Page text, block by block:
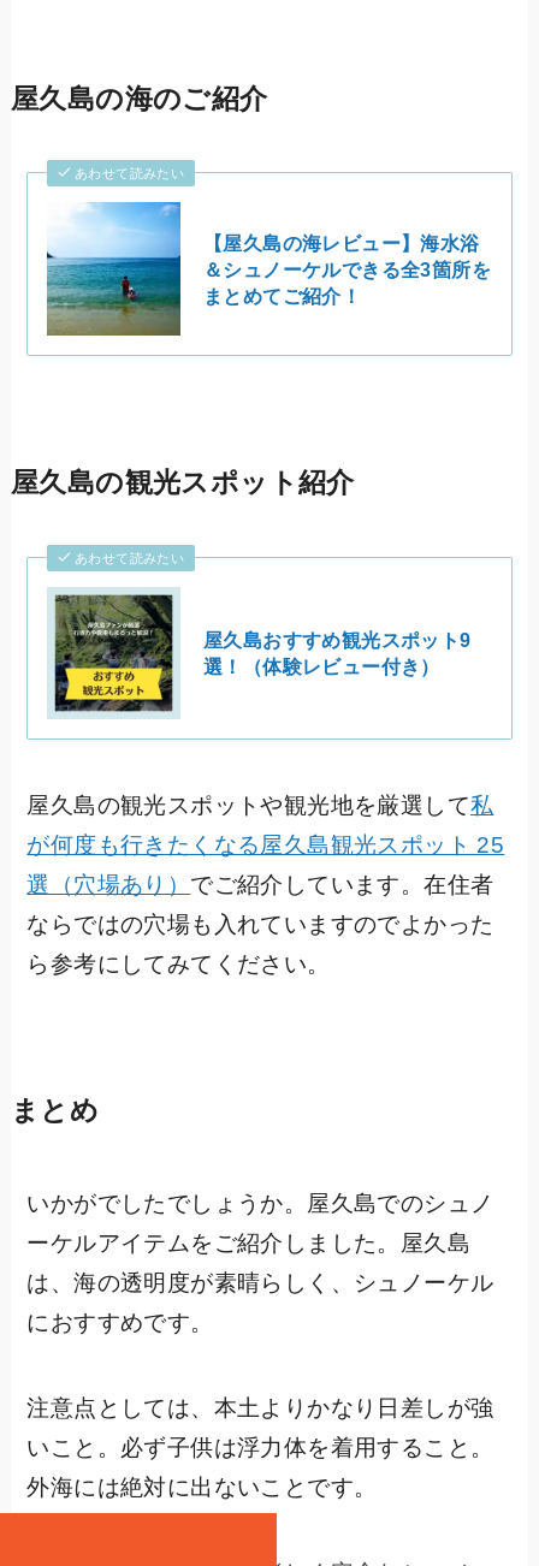
屋久島の海のご紹介
あわせて読みたい
【屋久島の海レビュー】海水浴
＆シュノーケルできる全3箇所を
まとめてご紹介！
屋久島の観光スポット紹介
あわせて読みたい
屋久島おすすめ観光スポット9
選！（体験レビュー付き）
屋久島の観光スポットや観光地を厳選して私
が何度も行きたくなる屋久島観光スポット 25
選（穴場あり） でご紹介しています。在住者
ならではの穴場も入れていますのでよかった
ら参考にしてみてください。
まとめ
いかがでしたでしょうか。屋久島でのシュノ
ーケルアイテムをご紹介しました。屋久島
は、海の透明度が素晴らしく、シュノーケル
におすすめです。
注意点としては、本土よりかなり日差しが強
いこと。必ず子供は浮力体を着用すること。
外海には絶対に出ないことです。